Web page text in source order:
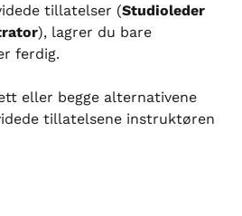
tillatelser (Studioleder
), lagrer du bare
ferdig.
eller begge alternativene
tillatelsene instruktøren